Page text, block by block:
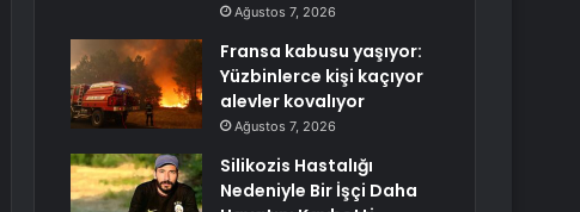
Ağustos 7, 2026
Fransa kabusu yaşıyor:
Yüzbinlerce kişi kaçıyor
alevler kovalıyor
Ağustos 7, 2026
Silikozis Hastalığı
Nedeniyle Bir İşçi Daha